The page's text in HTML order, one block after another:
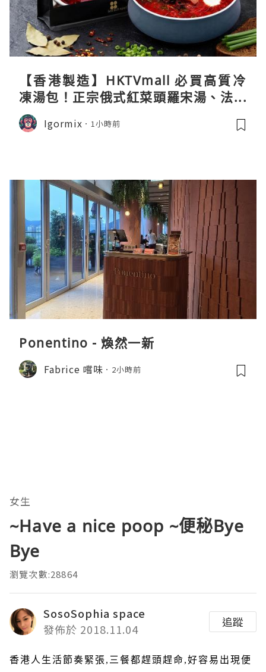
【香港製造】HKTVmall 必買高質冷
凍湯包！正宗俄式紅菜頭羅宋湯、法式
龍蝦濃湯與生酮膠原蛋白骨頭湯全攻略
Igormix 1小時前
Ponentino - 煥然一新
Fabrice 嚐味 2小時前
女生
~Have a nice poop ~便秘Bye
Bye
瀏覽次數:28864
SosoSophia space
發佈於 2018.11.04
追蹤
香港人生活節奏緊張, 三餐都趕頭趕命,好容易出現便